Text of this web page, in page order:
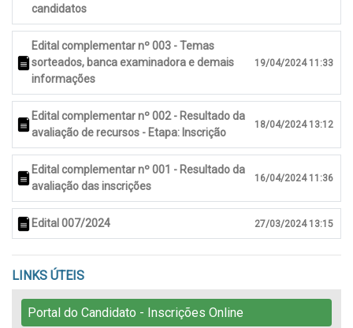
candidatos
Edital complementar nº 003 - Temas
sorteados, banca examinadora e demais
informações
19/04/2024 11:33
Edital complementar nº 002 - Resultado da
avaliação de recursos - Etapa: Inscrição
18/04/2024 13:12
Edital complementar nº 001 - Resultado da
avaliação das inscrições
16/04/2024 11:36
Edital 007/2024 27/03/2024 13:15
LINKS ÚTEIS
Portal do Candidato - Inscrições Online